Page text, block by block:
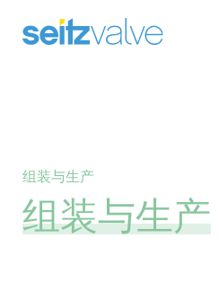
组装与生产
组装与生产